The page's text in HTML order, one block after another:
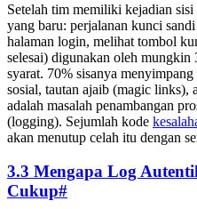
Setelah tim memiliki kejadian
yang baru: perjalanan kunci
halaman login, melihat tombol
selesai) digunakan oleh mungkin
syarat. 70% sisanya
sosial, tautan ajaib (magic links),
adalah masalah penambangan
(logging). Sejumlah kode
akan menutup celah itu dengan
3.3 Mengapa Log
Cukup#